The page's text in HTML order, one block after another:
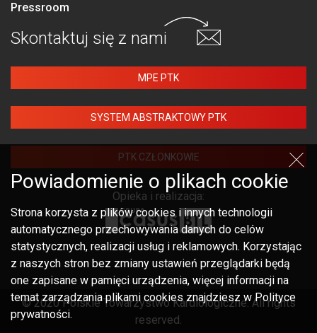
Pressroom
Skontaktuj się z nami
MPE PTK
SYSTEM ABSTRAKTOWY PTK
PTK CZŁONKOWIE
Opieka i realizacja:
© 2020 Polskie Towarzystwo Kardiologiczne. All rights
reserved.
Powiadomienie o plikach cookie
Strona korzysta z plików cookies i innych technologii
automatycznego przechowywania danych do celów
statystycznych, realizacji usług i reklamowych. Korzystając
z naszych stron bez zmiany ustawień przeglądarki będą
one zapisane w pamięci urządzenia, więcej informacji na
temat zarządzania plikami cookies znajdziesz w Polityce
prywatności.